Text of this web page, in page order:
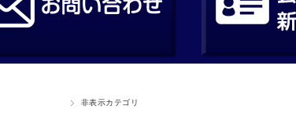
非表示カテゴリ